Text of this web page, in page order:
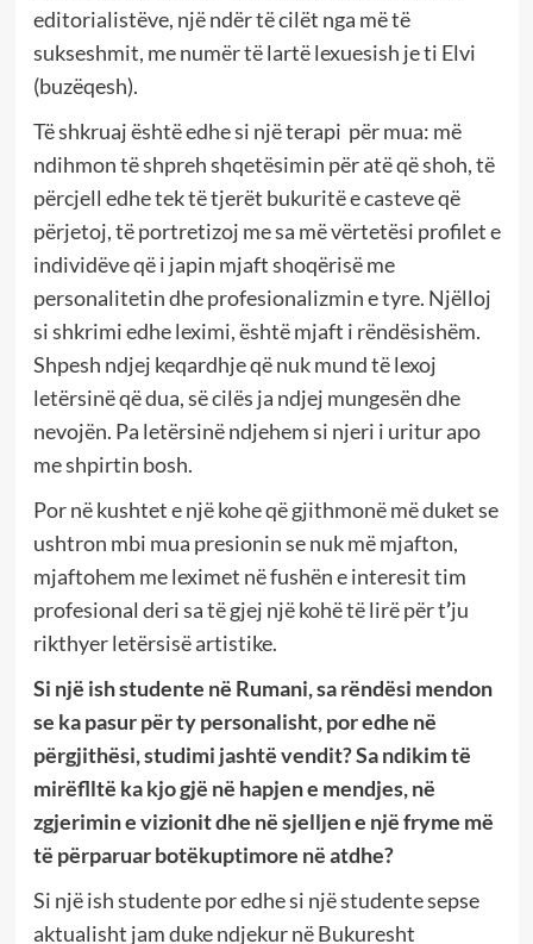
editorialistëve, një ndër të cilët nga më të
sukseshmit, me numër të lartë lexuesish je ti Elvi
(buzëqesh).
Të shkruaj është edhe si një terapi për mua: më
ndihmon të shpreh shqetësimin për atë që shoh, të
përcjell edhe tek të tjerët bukuritë e casteve që
përjetoj, të portretizoj me sa më vërtetësi profilet e
individëve që i japin mjaft shoqërisë me
personalitetin dhe profesionalizmin e tyre. Njëlloj
si shkrimi edhe leximi, është mjaft i rëndësishëm.
Shpesh ndjej keqardhje që nuk mund të lexoj
letërsinë që dua, së cilës ja ndjej mungesën dhe
nevojën. Pa letërsinë ndjehem si njeri i uritur apo
me shpirtin bosh.
Por në kushtet e një kohe që gjithmonë më duket se
ushtron mbi mua presionin se nuk më mjafton,
mjaftohem me leximet në fushën e interesit tim
profesional deri sa të gjej një kohë të lirë për t’ju
rikthyer letërsisë artistike.
Si një ish studente në Rumani, sa rëndësi mendon
se ka pasur për ty personalisht, por edhe në
përgjithësi, studimi jashtë vendit? Sa ndikim të
mirëflltë ka kjo gjë në hapjen e mendjes, në
zgjerimin e vizionit dhe në sjelljen e një fryme më
të përparuar botëkuptimore në atdhe?
Si një ish studente por edhe si një studente sepse
aktualisht jam duke ndjekur në Bukuresht